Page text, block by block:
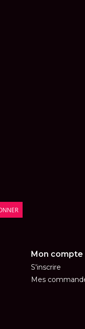
Mon compte
S'inscrire
Mes